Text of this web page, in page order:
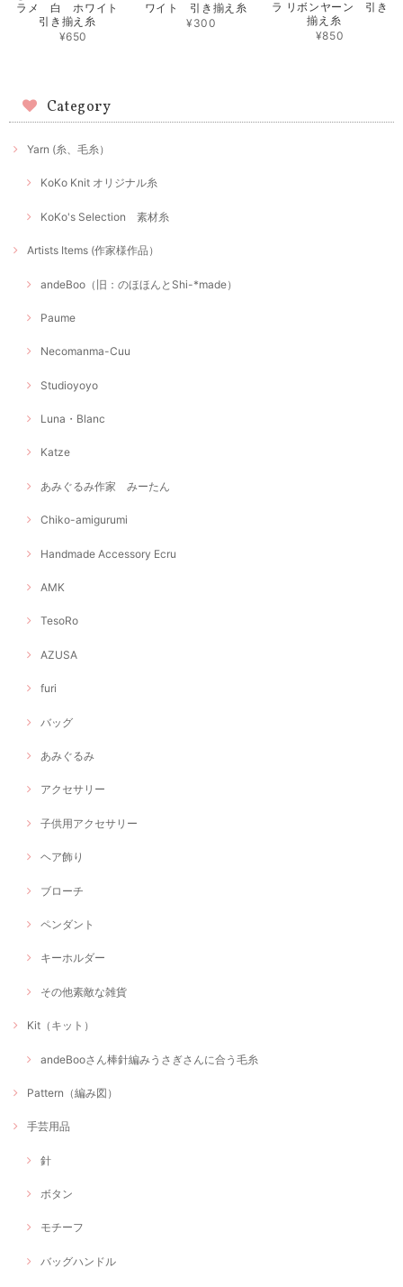
ラメ 白 ホワイト
引き揃え糸
¥650
ワイト 引き揃え糸
¥300
ラ リボンヤーン 引き
揃え糸
¥850
Category
Yarn (糸、毛糸）
KoKo Knit オリジナル糸
KoKo's Selection 素材糸
Artists Items (作家様作品）
andeBoo（旧：のほほんとShi-*made）
Paume
Necomanma-Cuu
Studioyoyo
Luna・Blanc
Katze
あみぐるみ作家 みーたん
Chiko-amigurumi
Handmade Accessory Ecru
AMK
TesoRo
AZUSA
furi
バッグ
あみぐるみ
アクセサリー
子供用アクセサリー
ヘア飾り
ブローチ
ペンダント
キーホルダー
その他素敵な雑貨
Kit（キット）
andeBooさん棒針編みうさぎさんに合う毛糸
Pattern（編み図）
手芸用品
針
ボタン
モチーフ
バッグハンドル